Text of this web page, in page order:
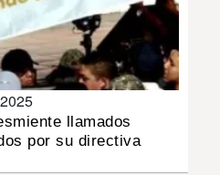
llamados
por su directiva